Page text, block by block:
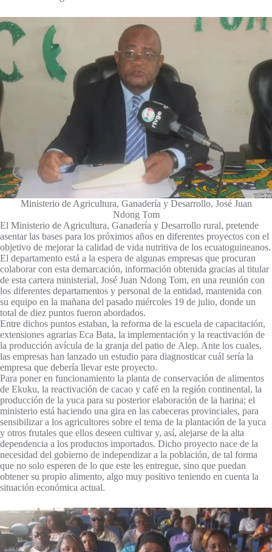
Ministerio de Agricultura, Ganadería y Desarrollo, José Juan
Ndong Tom
El Ministerio de Agricultura, Ganadería y Desarrollo rural, pretende
asentar las bases para los próximos años en diferentes proyectos con el
objetivo de mejorar la calidad de vida nutritiva de los ecuatoguineanos.
El departamento está a la espera de algunas empresas que procuran
colaborar con esta demarcación, información obtenida gracias al titular
de esta cartera ministerial, José Juan Ndong Tom, en una reunión con
los diferentes departamentos y personal de la entidad, mantenida con
su equipo en la mañana del pasado miércoles 19 de julio, donde un
total de diez puntos fueron abordados.
Entre dichos puntos estaban, la reforma de la escuela de capacitación,
extensiones agrarias Eca Bata, la implementación y la reactivación de
la producción avícula de la granja del patio de Alep. Ante los cuales,
las empresas han lanzado un estudio para diagnosticar cuál sería la
empresa que debería llevar este proyecto.
Para poner en funcionamiento la planta de conservación de alimentos
de Ekuku, la reactivación de cacao y café en la región continental, la
producción de la yuca para su posterior elaboración de la harina; el
ministerio está haciendo una gira en las cabeceras provinciales, para
sensibilizar a los agricultores sobre el tema de la plantación de la yuca
y otros frutales que ellos deseen cultivar y, así, alejarse de la alta
dependencia a los productos importados. Dicho proyecto nace de la
necesidad del gobierno de independizar a la población, de tal forma
que no solo esperen de lo que este les entregue, sino que puedan
obtener su propio alimento, algo muy positivo teniendo en cuenta la
situación económica actual.